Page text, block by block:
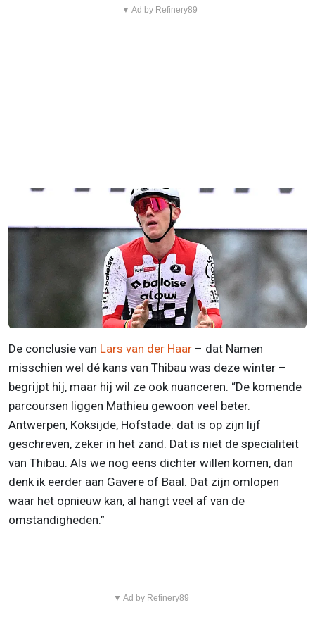
▼ Ad by Refinery89
De conclusie van Lars van der Haar – dat Namen
misschien wel dé kans van Thibau was deze winter –
begrijpt hij, maar hij wil ze ook nuanceren. “De komende
parcoursen liggen Mathieu gewoon veel beter.
Antwerpen, Koksijde, Hofstade: dat is op zijn lijf
geschreven, zeker in het zand. Dat is niet de specialiteit
van Thibau. Als we nog eens dichter willen komen, dan
denk ik eerder aan Gavere of Baal. Dat zijn omlopen
waar het opnieuw kan, al hangt veel af van de
omstandigheden.”
▼ Ad by Refinery89